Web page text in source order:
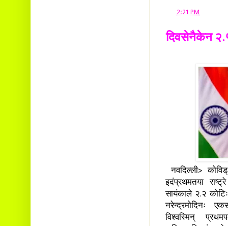
2:21 PM
दिवसेनैकेन
नवदिल्ली>
इदंप्रथमतया
सायंकाले २.२ कोटिः
नरेन्द्रमोदिनः
विश्वस्मिन्